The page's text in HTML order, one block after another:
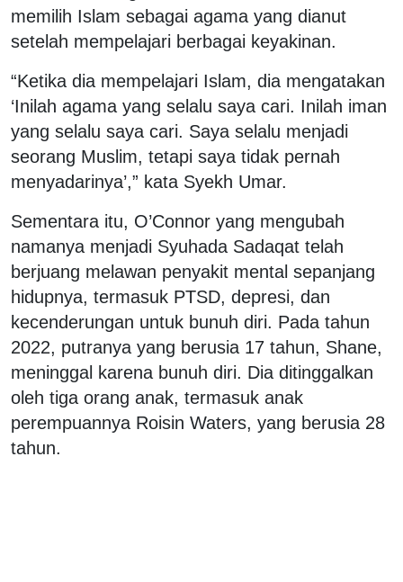
memilih Islam sebagai agama yang dianut
setelah mempelajari berbagai keyakinan.
“Ketika dia mempelajari Islam, dia mengatakan
‘Inilah agama yang selalu saya cari. Inilah iman
yang selalu saya cari. Saya selalu menjadi
seorang Muslim, tetapi saya tidak pernah
menyadarinya’,” kata Syekh Umar.
Sementara itu, O’Connor yang mengubah
namanya menjadi Syuhada Sadaqat telah
berjuang melawan penyakit mental sepanjang
hidupnya, termasuk PTSD, depresi, dan
kecenderungan untuk bunuh diri. Pada tahun
2022, putranya yang berusia 17 tahun, Shane,
meninggal karena bunuh diri. Dia ditinggalkan
oleh tiga orang anak, termasuk anak
perempuannya Roisin Waters, yang berusia 28
tahun.